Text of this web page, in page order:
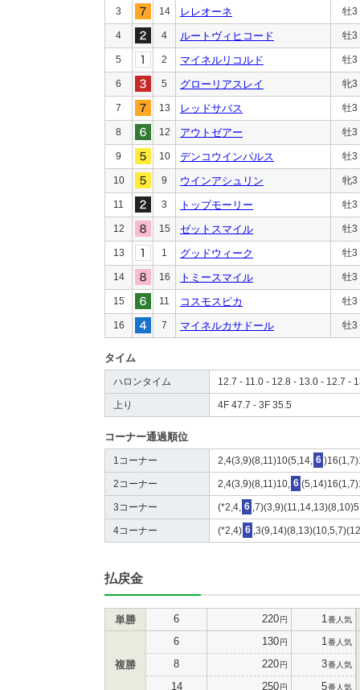
3 14 レレオーネ 牡3
4 4 ルートヴィヒコード 牡3
5 2 マイネルリコルド 牡3
6 5 グローリアスレイ 牝3
7 13 レッドサバス 牡3
8 12 アウトゼアー 牡3
9 10 デンコウインパルス 牡3
10 9 ウインアシュリン 牝3
11 3 トップモーリー 牡3
12 15 ゼットスマイル 牡3
13 1 グッドウィーク 牡3
14 16 トミースマイル 牡3
15 11 コスモスピカ 牡3
16 7 マイネルカサドール 牡3
タイム
ハロンタイム 12.7 - 11.0 - 12.8 - 13.0 - 12.7 -
上り 4F 47.7 - 3F 35.5
コーナー通過順位
1コーナー 2,4(3,9)(8,11)10(5,14, 6
2コーナー 2,4(3,9)(8,11)10, 6
3コーナー (*2,4, 6
4コーナー (*2,4) 6
払戻金
単勝 6 220円 1 番人気
複勝
6 130円 1 番人気
8 220円 3番人気
14 250円 5番人気